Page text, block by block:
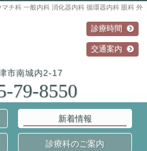
チ科 一般内科 消化器内科 循環器内科 眼科 外
市南城内2-17
79-8550
診療時間
交通案内
新着情報
診療科のご案内